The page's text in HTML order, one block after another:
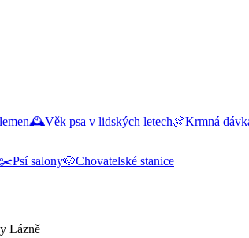
🕰️Věk psa v lidských letech🍖Krmná
✂️Psí salony🐶Chovatelské stanice
Lázně